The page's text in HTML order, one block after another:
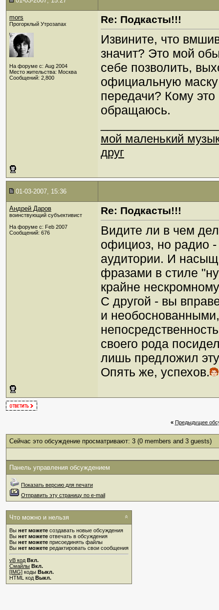
mors
Прогорклый Утрозапах
На форуме с: Aug 2004
Место жительства: Москва
Сообщений: 2,800
Re: Подкасты!!!
Извините, что
значит? Это мой
себе позволить,
официальную маску
передачи? Кому
обращаюсь.
мой маленький
друг
01-03-2007, 15:36
Андрей Даров
воинствующий субъективист
На форуме с: Feb 2007
Сообщений: 676
Re: Подкасты!!!
Видите ли в чем
официоз, но радио
аудитории. И
фразами в стиле
крайне
С другой - вы
и
своего рода
лишь предложил
Опять же, успехов.
« Предыдущее
Сейчас это обсуждение просматривают: 3 (0 members and 3 guests)
Панель управления обсуждением
Показать версию для печати
Отправить эту страницу по e-mail
Что можно и нельзя
Вы нет можете создавать новые обсуждения
Вы нет можете отвечать в обсуждения
Вы нет можете присоединять файлы
Вы нет можете редактировать свои сообщения
vB код Вкл.
Смайлы Вкл.
[IMG] коды Выкл.
HTML код Выкл.